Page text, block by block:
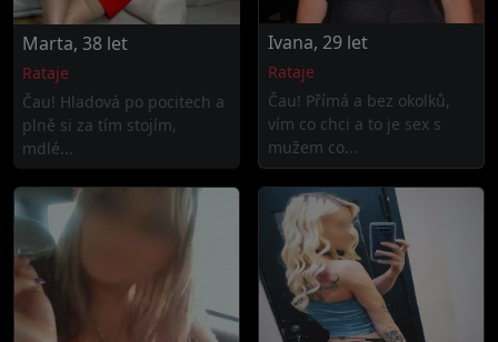
Marta, 38 let
Rataje
Čau! Hladová po pocitech a
plně si za tím stojím,
mdlé...
Ivana, 29 let
Rataje
Čau! Přímá a bez okolků,
vím co chci a to je sex s
mužem co...